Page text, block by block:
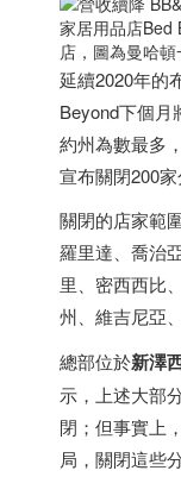
家居用品店Bed
店，圖為曼哈
延續2020年的
Beyond下個月
約州為數最多
宣布關閉200家
關閉的店家範
羅里達、喬治
里、密西西比
州、維吉尼亞
總部位於新澤
示，上述大部
閉；但事實上
局，關閉這些